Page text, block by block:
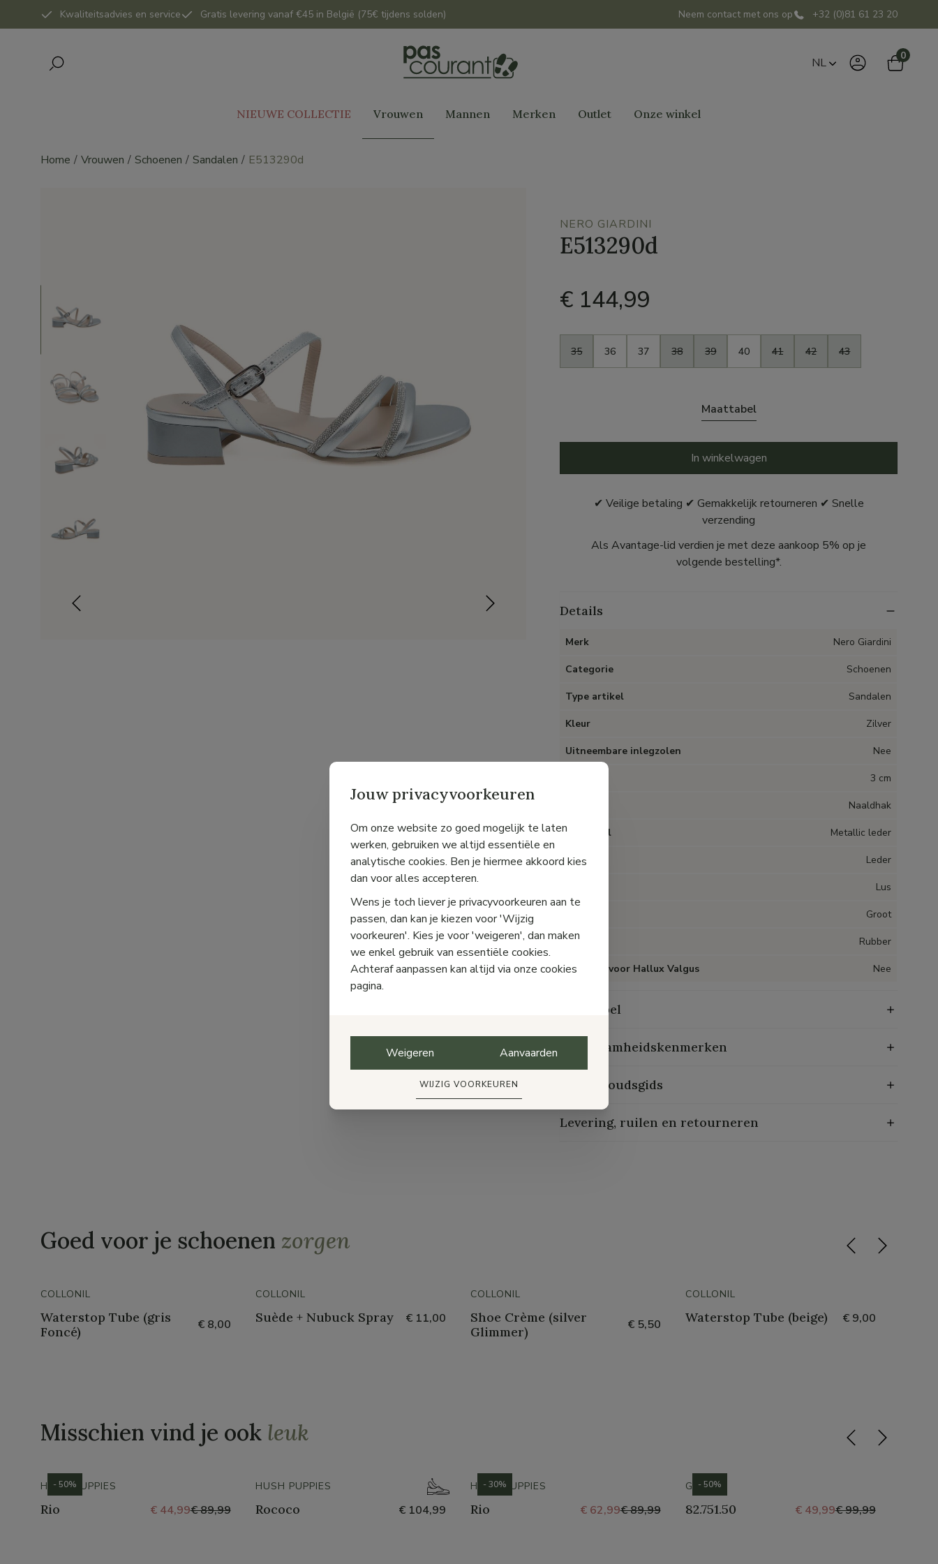
Kwaliteitsadvies en service Gratis levering vanaf €45 in België (75€ tijdens solden) Neem contact met ons op +32 (0)81 61 23 20
NL 0
NIEUWE COLLECTIE Vrouwen Mannen Merken Outlet Onze winkel
Home Vrouwen Schoenen Sandalen E513290d
NERO GIARDINI
E513290d
€ 144,99
Maat
35 36 37 38 39 40 41 42 43
Maattabel
In winkelwagen
✔ Veilige betaling ✔ Gemakkelijk retourneren ✔ Snelle
verzending
Als Avantage-lid verdien je met deze aankoop 5% op je
volgende bestelling*.
Details
Merk Nero Giardini
Categorie Schoenen
Type artikel Sandalen
Kleur Zilver
Uitneembare inlegzolen Nee
3 cm
Naaldhak
Materiaal Metallic leder
Voering Leder
Lus
Groot
Zool Rubber
Speciaal voor Hallux Valgus Nee
Maattabel
Duurzaamheidskenmerken
Onderhoudsgids
Levering, ruilen en retourneren
Goed voor je schoenen zorgen
COLLONIL
Waterstop Tube (gris
Foncé)
€ 8,00
COLLONIL
Suède + Nubuck Spray € 11,00
COLLONIL
Shoe Crème (silver
Glimmer)
€ 5,50
COLLONIL
Waterstop Tube (beige) € 9,00
Misschien vind je ook leuk
HUSH PUPPIES
Rio € 44,99€ 89,99
- 50% HUSH PUPPIES
Rococo € 104,99
HUSH PUPPIES
Rio € 62,99€ 89,99
- 30% GABOR
82.751.50 € 49,99€ 99,99
- 50%
Jouw privacyvoorkeuren
Om onze website zo goed mogelijk te laten
werken, gebruiken we altijd essentiële en
analytische cookies. Ben je hiermee akkoord kies
dan voor alles accepteren.
Wens je toch liever je privacyvoorkeuren aan te
passen, dan kan je kiezen voor 'Wijzig
voorkeuren'. Kies je voor 'weigeren', dan maken
we enkel gebruik van essentiële cookies.
Achteraf aanpassen kan altijd via onze cookies
pagina.
Weigeren Aanvaarden
WIJZIG VOORKEUREN